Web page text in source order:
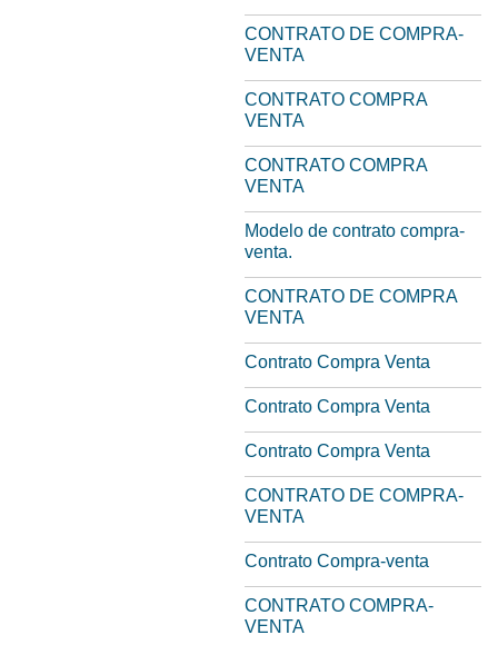
CONTRATO DE COMPRA-
VENTA
CONTRATO COMPRA
VENTA
CONTRATO COMPRA
VENTA
Modelo de contrato compra-
venta.
CONTRATO DE COMPRA
VENTA
Contrato Compra Venta
Contrato Compra Venta
Contrato Compra Venta
CONTRATO DE COMPRA-
VENTA
Contrato Compra-venta
CONTRATO COMPRA-
VENTA